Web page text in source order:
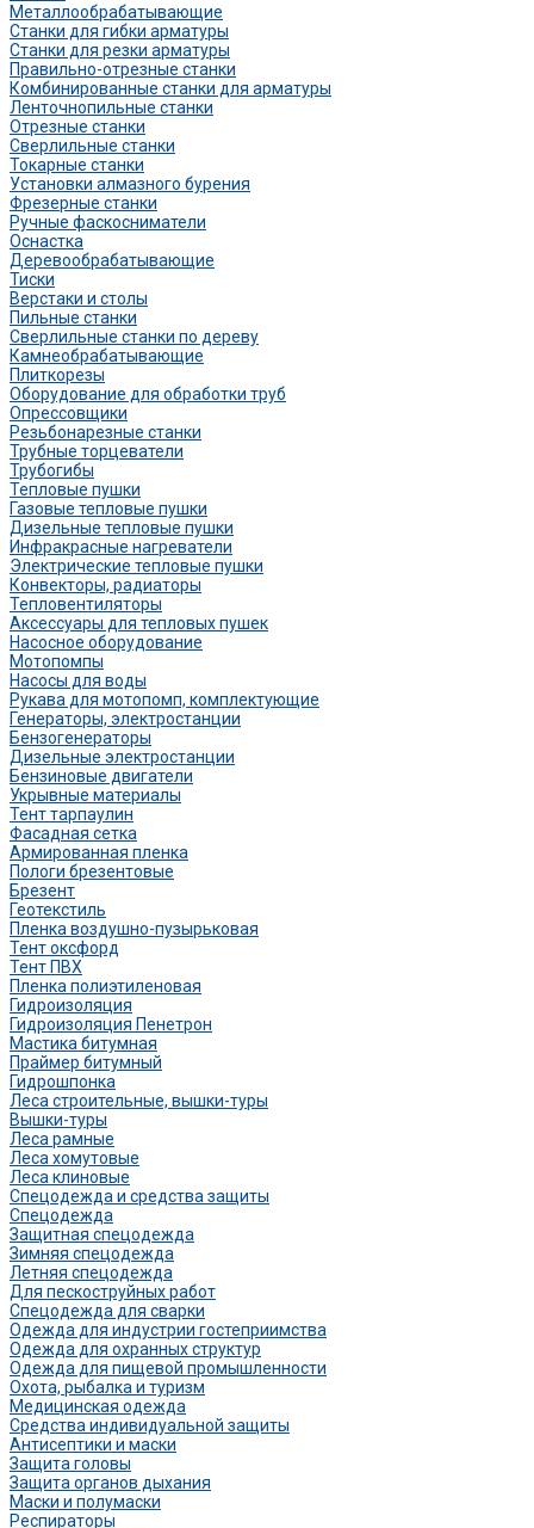
Металлообрабатывающие
Станки для гибки арматуры
Станки для резки арматуры
Правильно-отрезные станки
Комбинированные станки для арматуры
Ленточнопильные станки
Отрезные станки
Сверлильные станки
Токарные станки
Установки алмазного бурения
Фрезерные станки
Ручные фаскосниматели
Оснастка
Деревообрабатывающие
Тиски
Верстаки и столы
Пильные станки
Сверлильные станки по дереву
Камнеобрабатывающие
Плиткорезы
Оборудование для обработки труб
Опрессовщики
Резьбонарезные станки
Трубные торцеватели
Трубогибы
Тепловые пушки
Газовые тепловые пушки
Дизельные тепловые пушки
Инфракрасные нагреватели
Электрические тепловые пушки
Конвекторы, радиаторы
Тепловентиляторы
Аксессуары для тепловых пушек
Насосное оборудование
Мотопомпы
Насосы для воды
Рукава для мотопомп, комплектующие
Генераторы, электростанции
Бензогенераторы
Дизельные электростанции
Бензиновые двигатели
Укрывные материалы
Тент тарпаулин
Фасадная сетка
Армированная пленка
Пологи брезентовые
Брезент
Геотекстиль
Пленка воздушно-пузырьковая
Тент оксфорд
Тент ПВХ
Пленка полиэтиленовая
Гидроизоляция
Гидроизоляция Пенетрон
Мастика битумная
Праймер битумный
Гидрошпонка
Леса строительные, вышки-туры
Вышки-туры
Леса рамные
Леса хомутовые
Леса клиновые
Спецодежда и средства защиты
Спецодежда
Защитная спецодежда
Зимняя спецодежда
Летняя спецодежда
Для пескоструйных работ
Спецодежда для сварки
Одежда для индустрии гостеприимства
Одежда для охранных структур
Одежда для пищевой промышленности
Охота, рыбалка и туризм
Медицинская одежда
Средства индивидуальной защиты
Антисептики и маски
Защита головы
Защита органов дыхания
Маски и полумаски
Респираторы